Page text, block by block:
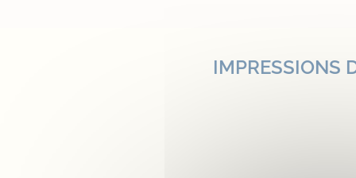
IMPRESSIONS